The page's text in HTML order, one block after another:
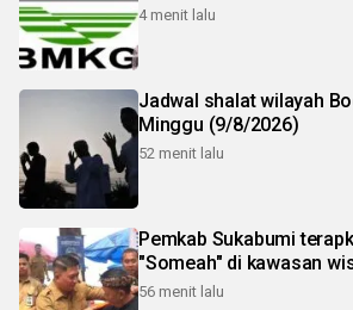
4 menit lalu
Jadwal shalat wilayah
Minggu (9/8/2026)
52 menit lalu
Pemkab Sukabumi
"Someah" di kawasan
56 menit lalu